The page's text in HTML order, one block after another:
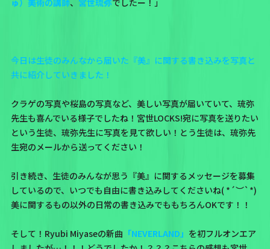
今日は生徒のみんなから届いた『美』に関する書き込みを写真と
共に紹介していきました！
クラゲの写真や桜島の写真など、美しい写真が届いていて、琉弥
先生も喜んでいる様子でしたね！宮世LOCKS!宛に写真を送りたい
という生徒、琉弥先生に写真を見て欲しい！とう生徒は、 琉弥先
生宛のメールから送ってください！
引き続き、生徒のみんなが思う『美』に関するメッセージを募集
しているので、いつでも自由に書き込みしてくださいね( *´︶`*)
美に関するもの以外の日常の書き込みでももちろんOKです！！
そして！Ryubi Miyaseの新曲 「NEVERLAND」 を初フルオンエア